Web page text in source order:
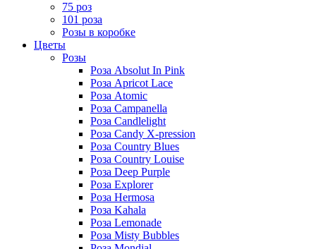
75 роз
101 роза
Розы в коробке
Цветы
Розы
Роза Absolut In Pink
Роза Apricot Lace
Роза Atomic
Роза Campanella
Роза Candlelight
Роза Candy X-pression
Роза Country Blues
Роза Country Louise
Роза Deep Purple
Роза Explorer
Роза Hermosa
Роза Kahala
Роза Lemonade
Роза Misty Bubbles